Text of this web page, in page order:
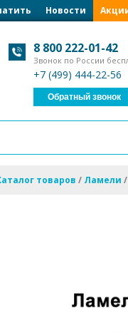
Новости
8 800 222-01-42
Звонок по России
+7 (499) 444-22-56
Обратный звонок
товаров / Ламели /